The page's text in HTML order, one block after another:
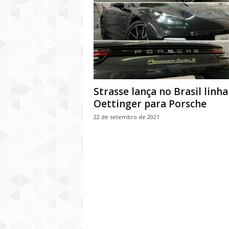
Strasse lança no Brasil linha
Oettinger para Porsche
22 de setembro de 2021